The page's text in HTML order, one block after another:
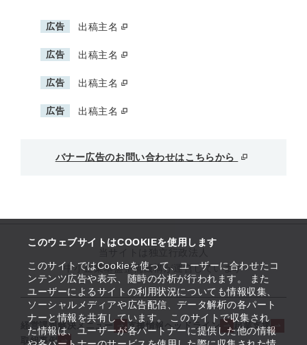
このウェブサイトはCOOKIEを使用します
このサイトではCookieを使って、ユーザーに合わせたコ
ンテンツ広告や表示、随時の分析が行われます。 また
ユーザーによるサイトの利用状況についても情報収集、
ソーシャルメディアや広告配信、データ解析の各パート
ナーと情報を共有しています。 このサイトで収集され
た情報は、ユーザーが各パートナーに提供した他の情報
広告 出稿主名
広告 出稿主名
広告 出稿主名
広告 出稿主名
バナー広告のお問い合わせはこちらから
中小企業基盤整備機構が運営しています
経営課題解決メニュー 支援情報ヘッドライン
起業支援
取組事例